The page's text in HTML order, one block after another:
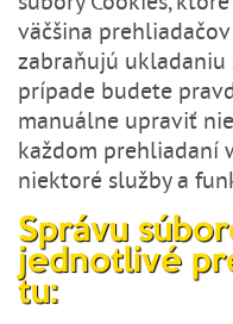
väčšina
zabraňujú ukladaniu
prípade budete
manuálne upraviť
každom prehliadaní
niektoré služby a
Správu
jednotlivé
tu: